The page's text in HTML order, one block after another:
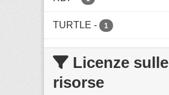
TURTLE - 1
Licenze sulle
risorse